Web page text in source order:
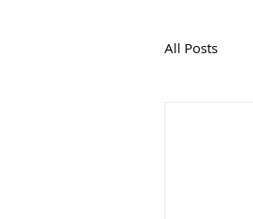
All Posts